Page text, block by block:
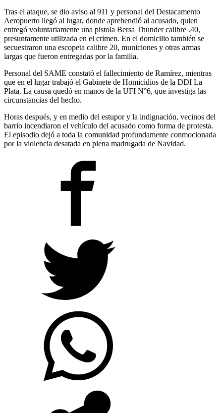
Tras el ataque, se dio aviso al 911 y personal del Destacamento
Aeropuerto llegó al lugar, donde aprehendió al acusado, quien
entregó voluntariamente una pistola Bersa Thunder calibre .40,
presuntamente utilizada en el crimen. En el domicilio también se
secuestraron una escopeta calibre 20, municiones y otras armas
largas que fueron entregadas por la familia.
Personal del SAME constató el fallecimiento de Ramírez, mientras
que en el lugar trabajó el Gabinete de Homicidios de la DDI La
Plata. La causa quedó en manos de la UFI N°6, que investiga las
circunstancias del hecho.
Horas después, y en medio del estupor y la indignación, vecinos del
barrio incendiaron el vehículo del acusado como forma de protesta.
El episodio dejó a toda la comunidad profundamente conmocionada
por la violencia desatada en plena madrugada de Navidad.